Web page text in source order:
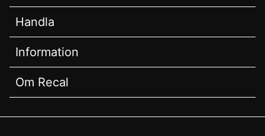
Handla
Information
Om Recal